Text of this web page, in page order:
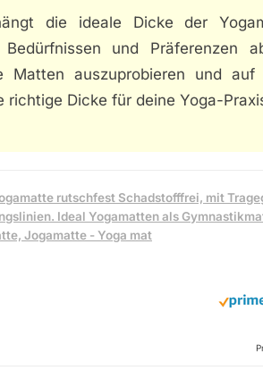
die ideale Dicke der
Bedürfnissen und Präferenzen
Matten auszuprobieren und
richtige Dicke für deine Yoga-
rutschfest Schadstofffrei, mit
Ideal Yogamatten als
Jogamatte - Yoga mat